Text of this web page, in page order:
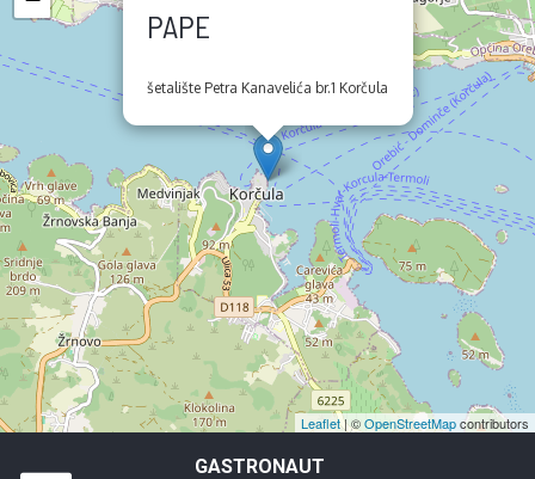
PAPE
šetalište Petra Kanavelića br.1 Korčula
Leaflet| ©OpenStreetMapcontributors
GASTRONAUT